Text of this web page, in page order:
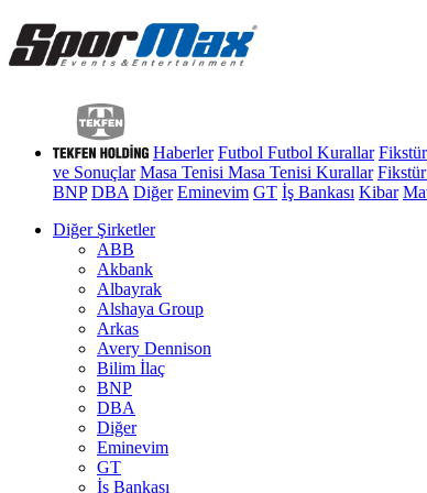
Haberler Futbol Futbol Kurallar Fikstür
ve Sonuçlar Masa Tenisi Masa Tenisi Kurallar
BNP DBA Diğer Eminevim GT İş Bankası Kibar
Diğer Şirketler
ABB
Akbank
Albayrak
Alshaya Group
Arkas
Avery Dennison
Bilim İlaç
BNP
DBA
Diğer
Eminevim
GT
İş Bankası